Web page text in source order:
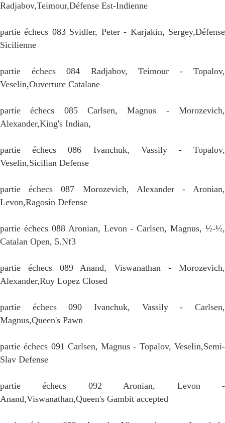
Radjabov,Teimour,Défense Est-Indienne
partie échecs 083 Svidler, Peter - Karjakin, Sergey,Défense
Sicilienne
partie échecs 084 Radjabov, Teimour - Topalov,
Veselin,Ouverture Catalane
partie échecs 085 Carlsen, Magnus - Morozevich,
Alexander,King's Indian,
partie échecs 086 Ivanchuk, Vassily - Topalov,
Veselin,Sicilian Defense
partie échecs 087 Morozevich, Alexander - Aronian,
Levon,Ragosin Defense
partie échecs 088 Aronian, Levon - Carlsen, Magnus, ½-½,
Catalan Open, 5.Nf3
partie échecs 089 Anand, Viswanathan - Morozevich,
Alexander,Ruy Lopez Closed
partie échecs 090 Ivanchuk, Vassily - Carlsen,
Magnus,Queen's Pawn
partie échecs 091 Carlsen, Magnus - Topalov, Veselin,Semi-
Slav Defense
partie échecs 092 Aronian, Levon -
Anand,Viswanathan,Queen's Gambit accepted